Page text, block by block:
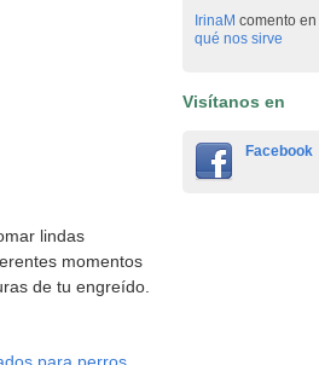
lindas
momentos
de tu engreído.
IrinaM comento en
qué nos sirve
Visítanos en
Facebook